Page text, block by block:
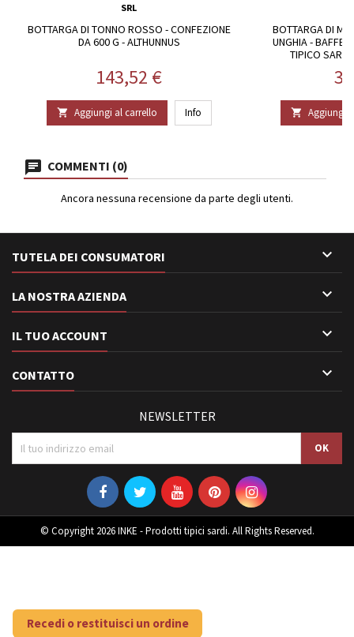
SRL
BOTTARGA DI TONNO ROSSO - CONFEZIONE
DA 600 G - ALTHUNNUS
Prezzo
143,52 €
 Aggiungi al carrello Info
BOTTARGA DI
UNGHIA - BAFFE
TIPICO
 Aggiungi
COMMENTI (0)
Ancora nessuna recensione da parte degli utenti.
TUTELA DEI CONSUMATORI 
LA NOSTRA AZIENDA 
IL TUO ACCOUNT 
CONTATTO 
NEWSLETTER
© Copyright 2026 INKE - Prodotti tipici sardi. All Rights Reserved.
Recedi o restituisci un ordine